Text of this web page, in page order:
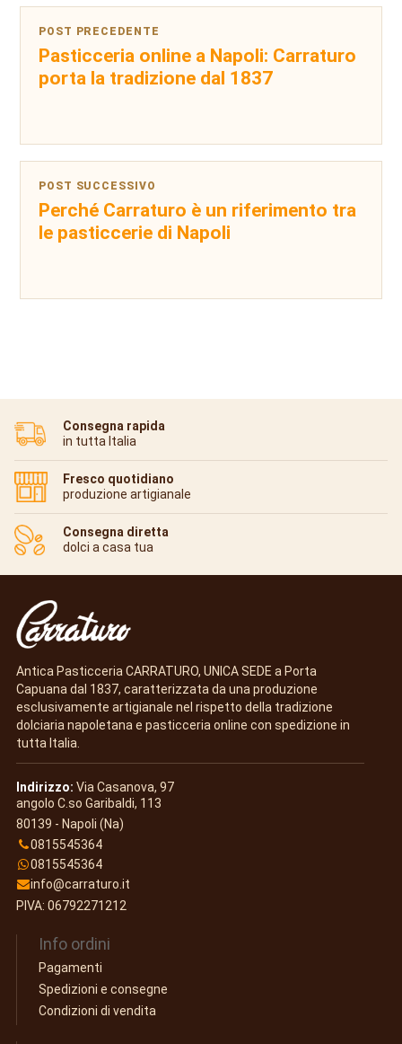
POST PRECEDENTE
Pasticceria online a Napoli: Carraturo
porta la tradizione dal 1837
POST SUCCESSIVO
Perché Carraturo è un riferimento tra
le pasticcerie di Napoli
Consegna rapida
in tutta Italia
Fresco quotidiano
produzione artigianale
Consegna diretta
dolci a casa tua
Antica Pasticceria CARRATURO, UNICA SEDE a Porta
Capuana dal 1837, caratterizzata da una produzione
esclusivamente artigianale nel rispetto della tradizione
dolciaria napoletana e pasticceria online con spedizione in
tutta Italia.
Indirizzo: Via Casanova, 97
angolo C.so Garibaldi, 113
80139 - Napoli (Na)
0815545364
0815545364
info@carraturo.it
PIVA: 06792271212
Info ordini
Pagamenti
Spedizioni e consegne
Condizioni di vendita